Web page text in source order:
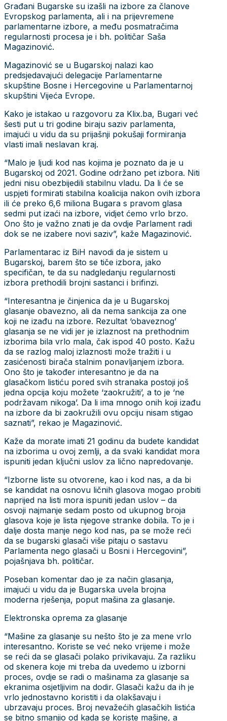
Građani Bugarske su izašli na izbore za članove
Evropskog parlamenta, ali i na prijevremene
parlamentarne izbore, a među posmatračima
regularnosti procesa je i bh. političar Saša
Magazinović.
Magazinović se u Bugarskoj nalazi kao
predsjedavajući delegacije Parlamentarne
skupštine Bosne i Hercegovine u Parlamentarnoj
skupštini Vijeća Evrope.
Kako je istakao u razgovoru za Klix.ba, Bugari već
šesti put u tri godine biraju saziv parlamenta,
imajući u vidu da su prijašnji pokušaji formiranja
vlasti imali neslavan kraj.
“Malo je ljudi kod nas kojima je poznato da je u
Bugarskoj od 2021. Godine održano pet izbora. Niti
jedni nisu obezbijedili stabilnu vladu. Da li će se
uspjeti formirati stabilna koalicija nakon ovih izbora
ili će preko 6,6 miliona Bugara s pravom glasa
sedmi put izaći na izbore, vidjet ćemo vrlo brzo.
Ono što je važno znati je da ovdje Parlament radi
dok se ne izabere novi saziv”, kaže Magazinović.
Parlamentarac iz BiH navodi da je sistem u
Bugarskoj, barem što se tiče izbora, jako
specifičan, te da su nadgledanju regularnosti
izbora prethodili brojni sastanci i brifinzi.
“Interesantna je činjenica da je u Bugarskoj
glasanje obavezno, ali da nema sankcija za one
koji ne izađu na izbore. Rezultat ‘obaveznog’
glasanja se ne vidi jer je izlaznost na prethodnim
izborima bila vrlo mala, čak ispod 40 posto. Kažu
da se razlog maloj izlaznosti može tražiti i u
zasićenosti birača stalnim ponavljanjem izbora.
Ono što je također interesantno je da na
glasačkom listiću pored svih stranaka postoji još
jedna opcija koju možete ‘zaokružiti’, a to je ‘ne
podržavam nikoga’. Da li ima mnogo onih koji izađu
na izbore da bi zaokružili ovu opciju nisam stigao
saznati”, rekao je Magazinović.
Kaže da morate imati 21 godinu da budete kandidat
na izborima u ovoj zemlji, a da svaki kandidat mora
ispuniti jedan ključni uslov za lično napredovanje.
“Izborne liste su otvorene, kao i kod nas, a da bi
se kandidat na osnovu ličnih glasova mogao probiti
naprijed na listi mora ispuniti jedan uslov – da
osvoji najmanje sedam posto od ukupnog broja
glasova koje je lista njegove stranke dobila. To je i
dalje dosta manje nego kod nas, pa se može reći
da se bugarski glasači više pitaju o sastavu
Parlamenta nego glasači u Bosni i Hercegovini”,
pojašnjava bh. političar.
Poseban komentar dao je za način glasanja,
imajući u vidu da je Bugarska uvela brojna
moderna rješenja, poput mašina za glasanje.
Elektronska oprema za glasanje
“Mašine za glasanje su nešto što je za mene vrlo
interesantno. Koriste se već neko vrijeme i može
se reći da se glasači polako privikavaju. Za razliku
od skenera koje mi treba da uvedemo u izborni
proces, ovdje se radi o mašinama za glasanje sa
ekranima osjetljivim na dodir. Glasači kažu da ih je
vrlo jednostavno koristiti i da olakšavaju i
ubrzavaju proces. Broj nevažećih glasačkih listića
se bitno smanjio od kada se koriste mašine, a